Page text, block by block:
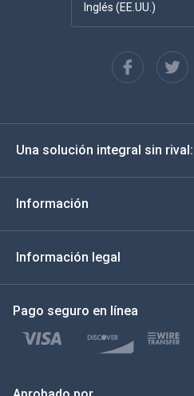
Inglés (EE.UU.)
English
Deutsch
Italiano
Türkçe
Polski
日本
Una solución integral sin rival:
Información
Información legal
Pago seguro en línea